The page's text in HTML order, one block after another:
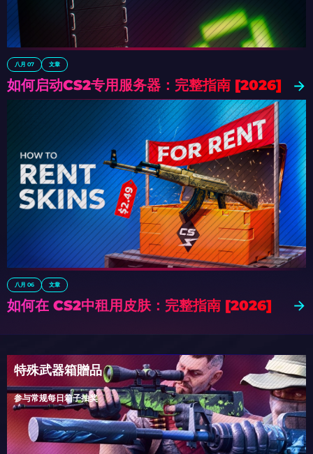
八月 07 文章
如何启动CS2专用服务器：完整指南 [2026]
八月 06 文章
如何在 CS2中租用皮肤：完整指南 [2026]
特殊武器箱贈品
参与常规每日箱子抽奖